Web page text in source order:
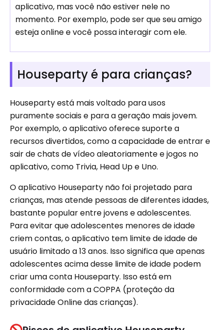
aplicativo, mas você não estiver nele no
momento. Por exemplo, pode ser que seu amigo
esteja online e você possa interagir com ele.
Houseparty é para crianças?
Houseparty está mais voltado para usos
puramente sociais e para a geração mais jovem.
Por exemplo, o aplicativo oferece suporte a
recursos divertidos, como a capacidade de entrar e
sair de chats de vídeo aleatoriamente e jogos no
aplicativo, como Trivia, Head Up e Uno.
O aplicativo Houseparty não foi projetado para
crianças, mas atende pessoas de diferentes idades,
bastante popular entre jovens e adolescentes.
Para evitar que adolescentes menores de idade
criem contas, o aplicativo tem limite de idade de
usuário limitado a 13 anos. Isso significa que apenas
adolescentes acima desse limite de idade podem
criar uma conta Houseparty. Isso está em
conformidade com a COPPA (proteção da
privacidade Online das crianças).